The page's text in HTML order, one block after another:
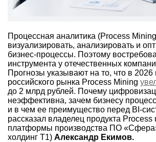
Процессная аналитика (Process
визуализировать, анализировать и
бизнес-процессы. Поэтому
инструмента у отечественных
Прогнозы указывают на то, что в 2026
российского рынка Process Mining
до 2 млрд рублей. Почему
неэффективна, зачем бизнесу
и в чем ее преимущество перед BI-
рассказал владелец продукта Process
платформы производства ПО
холдинг Т1) Александр Екимов.